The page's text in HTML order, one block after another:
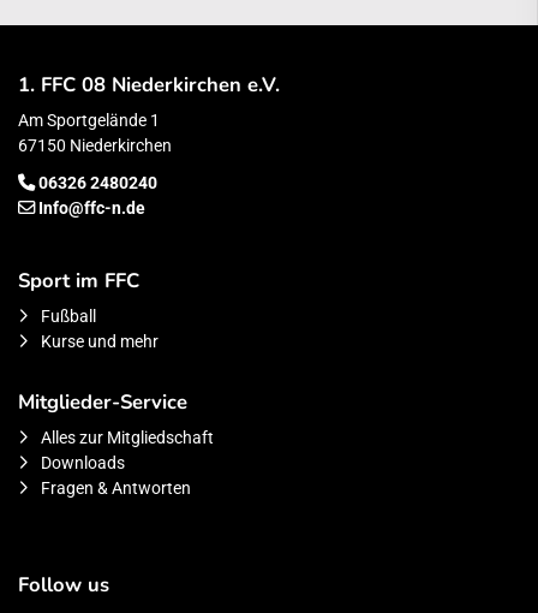
1. FFC 08 Niederkirchen e.V.
Am Sportgelände 1
67150 Niederkirchen
06326 2480240
Info@ffc-n.de
Sport im FFC
Fußball
Kurse und mehr
Mitglieder-Service
Alles zur Mitgliedschaft
Downloads
Fragen & Antworten
Follow us